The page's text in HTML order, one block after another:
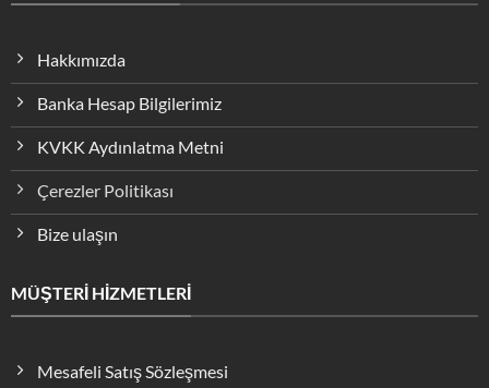
Hakkımızda
Banka Hesap Bilgilerimiz
KVKK Aydınlatma Metni
Çerezler Politikası
Bize ulaşın
MÜŞTERİ HİZMETLERİ
Mesafeli Satış Sözleşmesi